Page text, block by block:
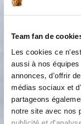
Team fan de
Les cookies ce
aussi à nos
annonces, d'offrir
médias sociaux et
partageons
notre site avec nos
publicité et
1 étape